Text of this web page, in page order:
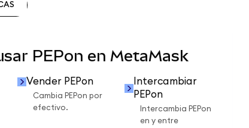
PEPon en MetaMask
Vender PEPon
Cambia PEPon por
efectivo.
Intercambiar
PEPon
Intercambia PEPon
en y entre